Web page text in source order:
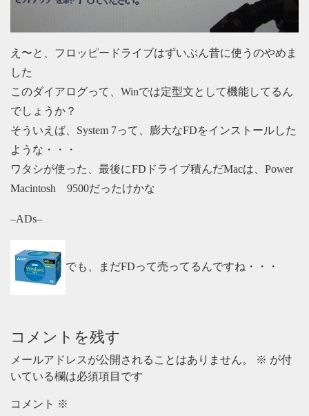
え〜と、フロッピードライブはずいぶん昔に使うのやめま
した
このダイアログって、Winでは定型文として機能してるん
でしょうか？
そういえば、System 7って、膨大なFDをインストールした
ような・・・
ワタシが使った、最後にFDドライブ積んだMacは、Power
Macintosh 9500だったけかな
–ADs–
でも、まだFDって売ってるんですね・・・
コメントを残す
メールアドレスが公開されることはありません。 ※ が付
いている欄は必須項目です
コメント ※